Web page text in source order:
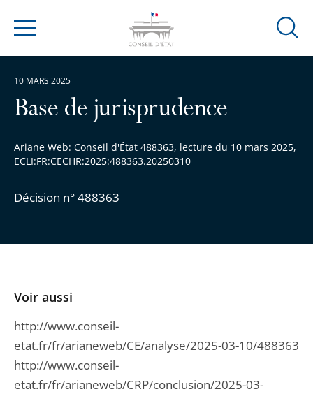
Menu
Ouvrir
Base de jurisprudence
Ariane Web: Conseil d'État 488363, lecture du 10 mars 2025,
ECLI:FR:CECHR:2025:488363.20250310
Décision n° 488363
10 MARS 2025
Voir aussi
http://www.conseil-
etat.fr/fr/arianeweb/CE/analyse/2025-03-10/488363
http://www.conseil-
etat.fr/fr/arianeweb/CRP/conclusion/2025-03-